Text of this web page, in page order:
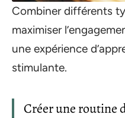
Combiner différents
maximiser
une expérience
stimulante.
Créer une routine